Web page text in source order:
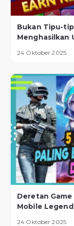
Bukan Tipu-
Menghasilkan
24 Oktober 2025
Deretan
Mobile
24 Oktober 2025